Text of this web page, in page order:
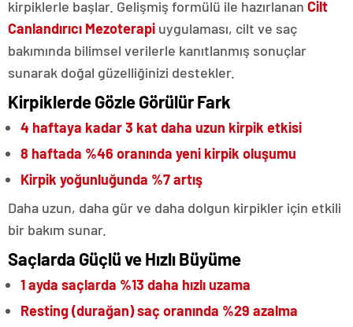
kirpiklerle başlar. Gelişmiş formülü ile hazırlanan Cilt
Canlandırıcı Mezoterapi uygulaması, cilt ve saç
bakımında bilimsel verilerle kanıtlanmış sonuçlar
sunarak doğal güzelliğinizi destekler.
Kirpiklerde Gözle Görülür Fark
4 haftaya kadar 3 kat daha uzun kirpik etkisi
8 haftada %46 oranında yeni kirpik oluşumu
Kirpik yoğunluğunda %7 artış
Daha uzun, daha gür ve daha dolgun kirpikler için etkili
bir bakım sunar.
Saçlarda Güçlü ve Hızlı Büyüme
1 ayda saçlarda %13 daha hızlı uzama
Resting (durağan) saç oranında %29 azalma